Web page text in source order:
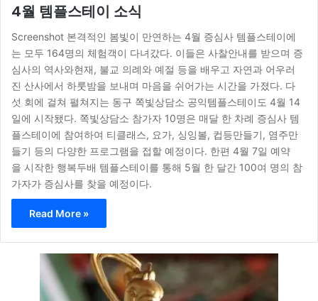
4월 템플스테이 소식
Screenshot 본격적인 봄빛이 만연하는 4월 증심사 템플스테이에
는 모두 164명의 체험객이 다녀갔다. 이들은 사찰안내를 받으며 증
심사의 역사와현재, 불교 의례와 예절 등을 배우고 자연과 어우러
진 산사에서 하룻밤을 보내며 마음을 쉬어가는 시간을 가졌다. 다
섯 회에 걸쳐 펼쳐지는 동구 쪽빛상담소 공익템플스테이도 4월 14
일에 시작됐다. 쪽빛상담소 참가자 10명은 매달 한 차례 증심사 템
플스테이에 참여하여 티클래스, 요가, 싱잉볼, 컵등만들기, 염주만
들기 등의 다양한 프로그램을 접할 예정이다. 한편 4월 7일 예약
을 시작한 행복두배 템플스테이를 통해 5월 한 달간 100여 명의 참
가자가 증심사를 찾을 예정이다.
Read More »